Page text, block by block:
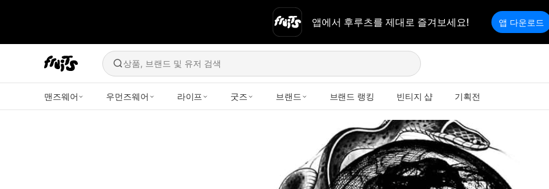
앱에서 후루츠를 제대로 즐겨보세요! 앱 다운로드
상품, 브랜드 및 유저 검색
맨즈웨어 우먼즈웨어 라이프 굿즈 브랜드 브랜드 랭킹 빈티지 샵 기획전
libertyofficial | 빈티지 세컨핸드 패션 플랫폼